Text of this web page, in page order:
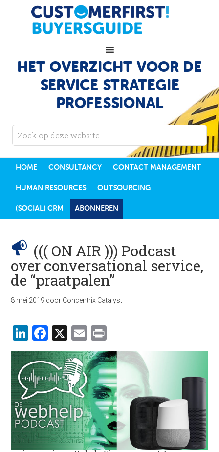
HET OVERZICHT VOOR DE
SERVICE STRATEGIE
PROFESSIONAL
HOME CONSULTANCY CONTACT MANAGEMENT
HUMAN RESOURCES OUTSOURCING
(SOCIAL) CRM ABONNEREN
((( ON AIR ))) Podcast
over conversational service,
de “praatpalen”
8 mei 2019 door Concentrix Catalyst
LinkedIn
Facebook
X Email